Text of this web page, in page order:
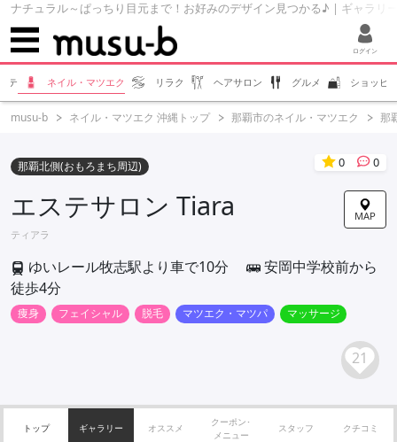
ナチュラル～ぱっちり目元まで！お好みのデザイン見つかる♪ | ギャラ
ログイン
テ ネイル・マツエク リラク ヘアサロン グルメ ショッピ
musu-b ネイル・マツエク 沖縄トップ 那覇市のネイル・マツエク 那
那覇北側(おもろまち周辺) 0 0
MAP
エステサロン Tiara
ティアラ
ゆいレール牧志駅より車で10分
安岡中学校前から
徒歩4分
痩身 フェイシャル 脱毛 マツエク・マツパ マッサージ
21
トップ ギャラリー オススメ
クーポン･
メニュー
スタッフ クチコミ